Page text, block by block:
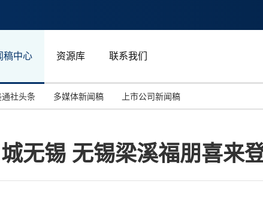
稿中心 资源库 联系我们
投资并购
能源化工与环保
马来西亚
社头条 多媒体新闻稿 上市公司新闻稿
无锡 无锡梁溪福朋喜来